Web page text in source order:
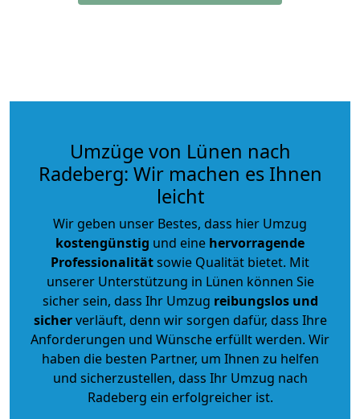
Umzüge von Lünen nach
Radeberg: Wir machen es Ihnen
leicht
Wir geben unser Bestes, dass hier Umzug
kostengünstig und eine hervorragende
Professionalitätsowie Qualität bietet. Mit
unserer Unterstützung in Lünen können Sie
sicher sein, dass Ihr Umzug reibungslos und
sicherverläuft, denn wir sorgen dafür, dass Ihre
Anforderungen und Wünsche erfüllt werden. Wir
haben die besten Partner, um Ihnen zu helfen
und sicherzustellen, dass Ihr Umzug nach
Radeberg ein erfolgreicher ist.